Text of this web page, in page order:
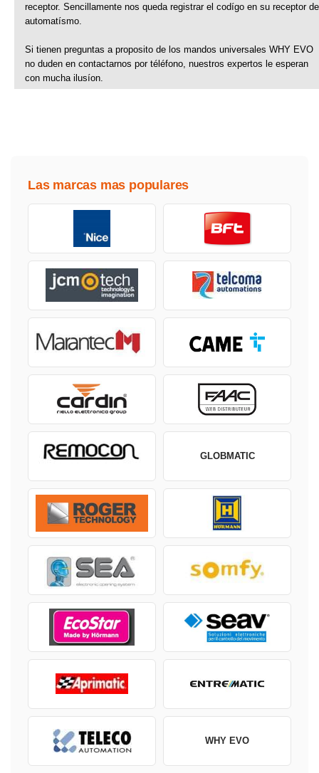
receptor. Sencillamente nos queda registrar el codígo en su receptor de
automatísmo.
Si tienen preguntas a proposito de los mandos universales WHY EVO
no duden en contactarnos por téléfono, nuestros expertos le esperan
con mucha ilusíon.
Las marcas mas populares
GLOBMATIC
WHY EVO